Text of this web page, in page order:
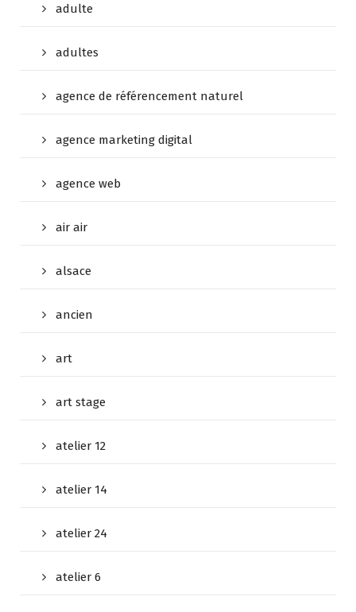
adulte
adultes
agence de référencement naturel
agence marketing digital
agence web
air air
alsace
ancien
art
art stage
atelier 12
atelier 14
atelier 24
atelier 6